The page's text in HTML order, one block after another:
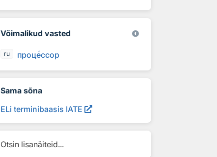
Võimalikud vasted
ru процессор
Sama sõna
ELi terminibaasis IATE
Otsin lisanäiteid...